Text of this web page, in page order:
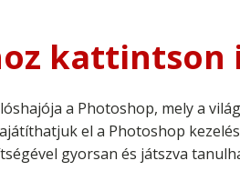
kattintson
a Photoshop, mely a
el a Photoshop
gyorsan és játszva